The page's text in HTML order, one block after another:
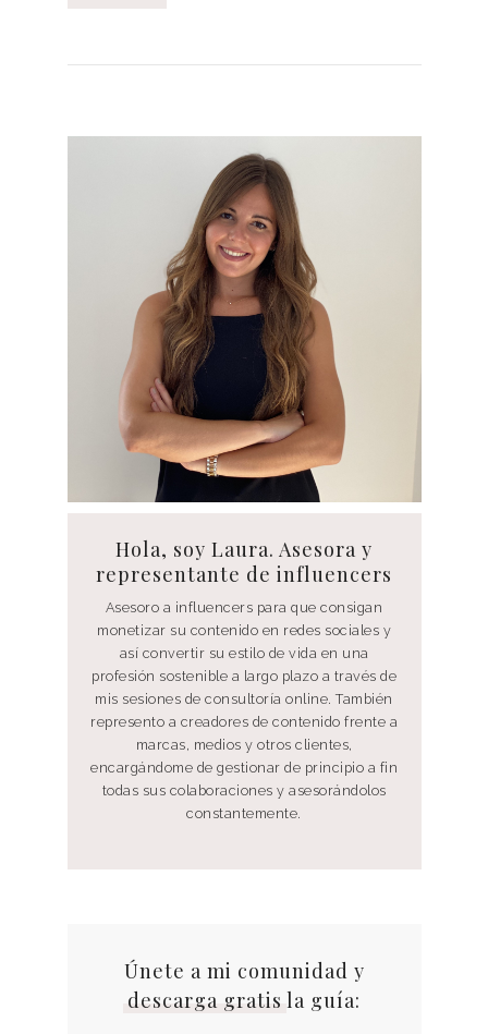
Hola, soy Laura. Asesora y
representante de influencers
Asesoro a influencers para que consigan
monetizar su contenido en redes sociales y
así convertir su estilo de vida en una
profesión sostenible a largo plazo a través de
mis sesiones de consultoría online. También
represento a creadores de contenido frente a
marcas, medios y otros clientes,
encargándome de gestionar de principio a fin
todas sus colaboraciones y asesorándolos
constantemente.
Únete a mi comunidad y
descarga gratis la guía: